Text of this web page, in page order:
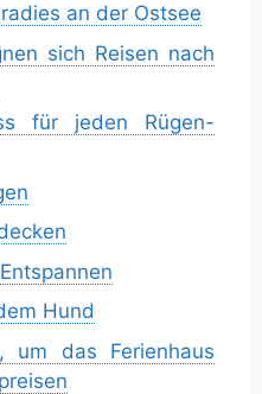
an der Ostsee
sich Reisen nach
für jeden Rügen-
Hund
um das Ferienhaus